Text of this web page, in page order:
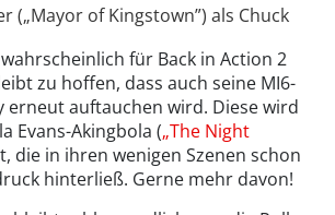
(„Mayor of Kingstown”) als Chuck
für Back in Action 2
zu hoffen, dass auch seine MI6-
erneut auftauchen wird. Diese wird
Evans-Akingbola („The Night
die in ihren wenigen Szenen schon
hinterließ. Gerne mehr davon!